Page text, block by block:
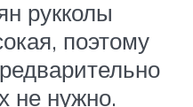
рукколы
поэтому
не нужно.